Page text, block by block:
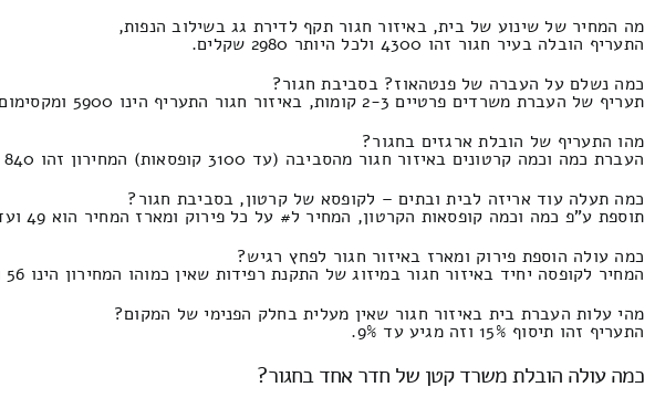
מה המחיר של שינוע של בית, באיזור חגור תקף לדירת גג בשילוב הנפות,
התעריף הובלה בעיר חגור זהו 4300 ולכל היותר 2980 שקלים.
כמה נשלם על העברה של פנטהאוז? בסביבת חגור?
תעריף של העברת משרדים פרטיים 2-3 קומות, באיזור חגור התעריף הינו 5900 ומקסימום 3100
מהו התעריף של הובלת ארגזים בחגור?
העברת כמה וכמה קרטונים באיזור חגור מהסביבה (עד 3100 קופסאות) המחירון זהו 840 ומקסימום 310 שקלים חדשים.
כמה תעלה עוד אריזה לבית ובתים – לקופסא של קרטון, בסביבת חגור?
תוספת ע"פ כמה וכמה קופסאות הקרטון, המחיר ל# על כל פירוק ומארז המחיר הוא 49 ועד 23 שקל.
כמה עולה הוספת פירוק ומארז באיזור חגור לפחץ רגיש?
המחיר לקופסה יחיד באיזור חגור במיזוג של התקנת רפידות שאין כמוהו המחירון הינו 56 ולא יותר מ28 שקל חדש.
מהי עלות העברת בית באיזור חגור שאין מעלית בחלק הפנימי של המקום?
התעריף זהו תיסוף 15% וזה מגיע עד 9%.
כמה עולה הובלת משרד קטן של חדר אחד בחגור?